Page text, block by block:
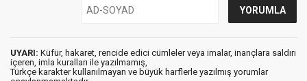
UYARI: Küfür, hakaret, rencide edici cümleler veya imalar, inançlara saldırı
içeren, imla kuralları ile yazılmamış,
Türkçe karakter kullanılmayan ve büyük harflerle yazılmış yorumlar